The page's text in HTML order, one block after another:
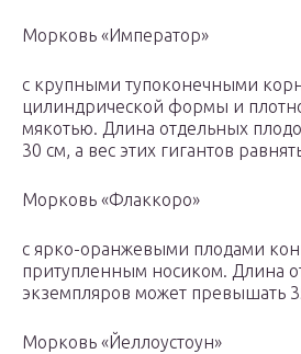
Морковь «Император»
с крупными тупоконечными
цилиндрической формы и
мякотью. Длина отдельных
30 см, а вес этих гигантов
Морковь «Флаккоро»
с ярко-оранжевыми плодами
притупленным носиком. Длина
экземпляров может превышать
Морковь «Йеллоустоун»